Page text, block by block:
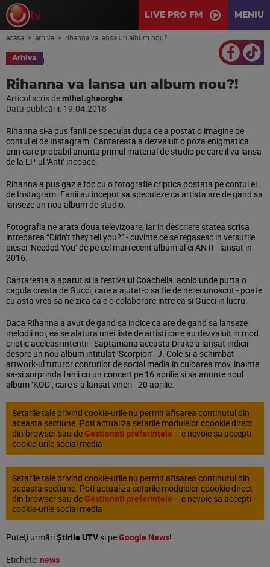
LIVE PRO FM MENIU
acasa arhiva rihanna va lansa un album nou?!
Arhiva
Rihanna va lansa un album nou?!
Articol scris demihai.gheorghe
Data publicării: 19.04.2018
Rihanna si-a pus fanii pe speculat dupa ce a postat o imagine pe
contul ei de Instagram. Cantareata a dezvaluit o poza enigmatica
prin care probabil anunta primul material de studio pe care il va lansa
de la LP-ul ‘Anti’ incoace.
Rihanna a pus gaz e foc cu o fotografie criptica postata pe contul ei
de Instagram. Fanii au inceput sa speculeze ca artista are de gand sa
lanseze un nou album de studio.
Fotografia ne arata doua televizoare, iar in descriere statea scrisa
intrebarea “Didn’t they tell you?” - cuvinte ce se regasesc in versurile
piesei ‘Needed You’ de pe cel mai recent album al ei ANTI - lansat in
2016.
Cantareata a aparut si la festivalul Coachella, acolo unde purta o
cagula creata de Gucci, care a ajutat-o sa fie de nerecunoscut - poate
cu asta vrea sa ne zica ca e o colaborare intre ea si Gucci in lucru.
Daca Rihanna a avut de gand sa indice ca are de gand sa lanseze
melodii noi, ea se alatura unei liste de artisti care au dezvaluit in mod
criptic aceleasi intentii - Saptamana aceasta Drake a lansat indicii
despre un nou album intitulat ‘Scorpion’. J. Cole si-a schimbat
artwork-ul tuturor conturilor de social media in culoarea mov, inainte
sa-si surprinda fanii cu un concert pe 16 aprilie si sa anunte noul
album ‘KOD’, care s-a lansat vineri - 20 aprilie.
Setarile tale privind cookie-urile nu permit afisarea continutul din
aceasta sectiune. Poti actualiza setarile modulelor coookie direct
din browser sau de Gestionați preferințele – e nevoie sa accepti
cookie-urile social media
Setarile tale privind cookie-urile nu permit afisarea continutul din
aceasta sectiune. Poti actualiza setarile modulelor coookie direct
din browser sau de Gestionați preferințele – e nevoie sa accepti
cookie-urile social media
Puteţi urmăriȘtirile UTVşi peGoogle News!
Etichete:news